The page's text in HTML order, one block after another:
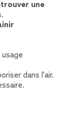
une
usage
dans l'air.